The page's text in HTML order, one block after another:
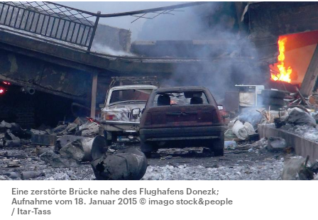
Eine zerstörte Brücke nahe des Flughafens Donezk;
Aufnahme vom 18. Januar 2015 © imago stock&people
/ Itar-Tass